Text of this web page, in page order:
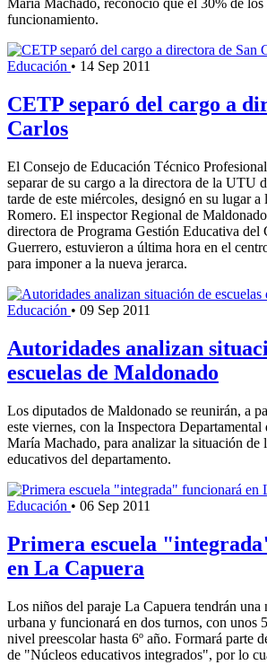
María Machado, reconoció que el 30% de los
funcionamiento.
Educación • 14 Sep 2011
CETP separó del cargo a
Carlos
El Consejo de Educación Técnico
separar de su cargo a la directora de la UTU
tarde de este miércoles, designó en su lugar a
Romero. El inspector Regional de
directora de Programa Gestión Educativa del
Guerrero, estuvieron a última hora en el
para imponer a la nueva jerarca.
Educación • 09 Sep 2011
Autoridades analizan
escuelas de Maldonado
Los diputados de Maldonado se reunirán, a
este viernes, con la Inspectora
María Machado, para analizar la situación de
educativos del departamento.
Educación • 06 Sep 2011
Primera escuela
en La Capuera
Los niños del paraje La Capuera tendrán una
urbana y funcionará en dos turnos, con unos
nivel preescolar hasta 6º año. Formará parte
de "Núcleos educativos integrados", por lo